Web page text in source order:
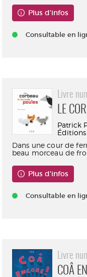
Plus d'infos
Consultable en
Livre
LE
Patrick
Dans une cour de
beau morceau de
Plus d'infos
Consultable en
Livre
COÂ